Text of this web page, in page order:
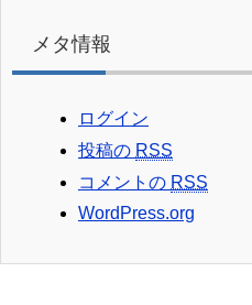
メタ情報
ログイン
投稿の RSS
コメントの RSS
WordPress.org